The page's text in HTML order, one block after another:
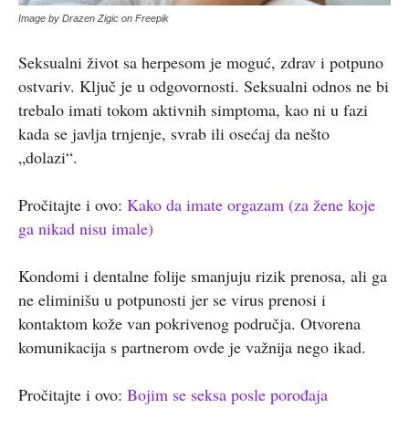
Image by Drazen Zigic on Freepik
Seksualni život sa herpesom je moguć, zdrav i potpuno
ostvariv. Ključ je u odgovornosti. Seksualni odnos ne bi
trebalo imati tokom aktivnih simptoma, kao ni u fazi
kada se javlja trnjenje, svrab ili osećaj da nešto
„dolazi“.
Pročitajte i ovo: Kako da imate orgazam (za žene koje
ga nikad nisu imale)
Kondomi i dentalne folije smanjuju rizik prenosa, ali ga
ne eliminišu u potpunosti jer se virus prenosi i
kontaktom kože van pokrivenog područja. Otvorena
komunikacija s partnerom ovde je važnija nego ikad.
Pročitajte i ovo: Bojim se seksa posle porođaja